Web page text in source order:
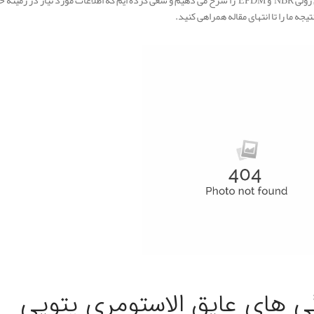
ما را تا انتهای مقاله همراهی کنید.
های عایق الاستومری پتویی